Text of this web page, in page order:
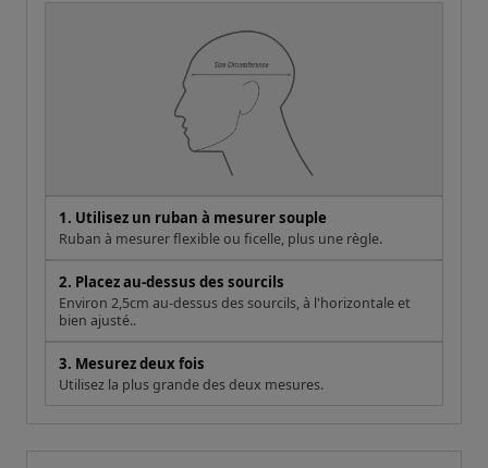
1. Utilisez un ruban à mesurer souple
Ruban à mesurer flexible ou ficelle, plus une règle.
2. Placez au-dessus des sourcils
Environ 2,5cm au-dessus des sourcils, à l'horizontale et
bien ajusté..
3. Mesurez deux fois
Utilisez la plus grande des deux mesures.